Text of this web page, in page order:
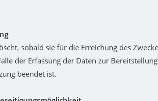
sobald sie für die Erreichung des
der Erfassung der Daten zur
beendet ist.